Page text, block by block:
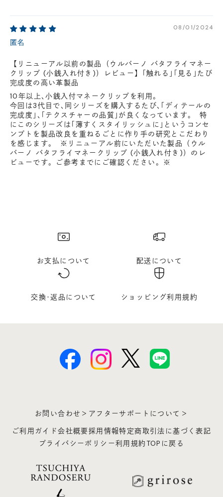
08/01/2024
匿名
【リニューアル以前の製品（ウルバーノ バタフライマネー
クリップ (小銭入れ付き)）レビュー】｢触れる｣｢見る｣たび
完成度の高い革製品
10年以上､小銭入付マネークリップを利用｡
今回は3代目で､同シリーズを購入するたび､｢ディテールの
完成度｣､｢テクスチャーの品質｣が良くなっています｡ 特
にこのシリーズは｢薄すくスタイリッシュに｣というコンセ
ンプトを製品改良を重ねるごとに作り手の研究とこだわり
を感じます｡ ※リニューアル前にいただいた製品（ウル
バーノ バタフライマネークリップ (小銭入れ付き)）のレ
ビューです。ご参考までにご確認ください。※
お支払について 配送について
交換･返品について ショッピング利用規約
お問い合わせ＞ アフターサポートについて＞
ご利用ガイド会社概要採用情報特定商取引法に基づく表記
プライバシーポリシー利用規約 TOPに戻る